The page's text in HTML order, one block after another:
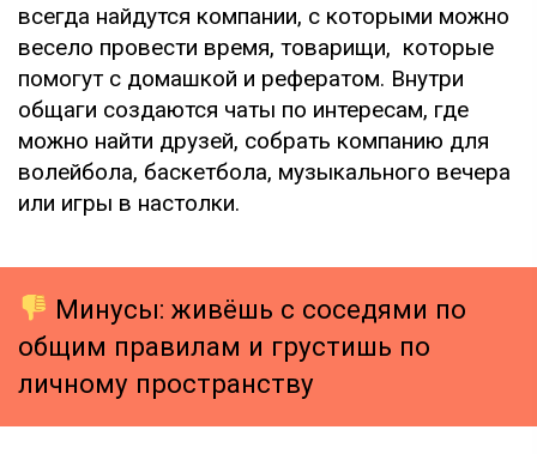
всегда найдутся компании, с которыми можно
весело провести время, товарищи, которые
помогут с домашкой и рефератом. Внутри
общаги создаются чаты по интересам, где
можно найти друзей, собрать компанию для
волейбола, баскетбола, музыкального вечера
или игры в настолки.
Минусы: живёшь с соседями по
общим правилам и грустишь по
личному пространству